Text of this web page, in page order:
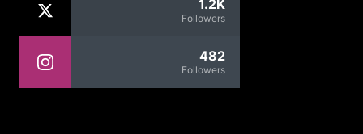
1.2K
Followers
482
Followers